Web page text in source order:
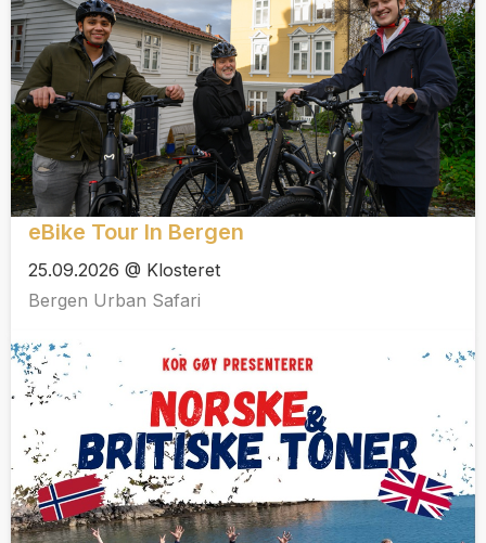
eBike Tour In Bergen
25.09.2026 @ Klosteret
Bergen Urban Safari